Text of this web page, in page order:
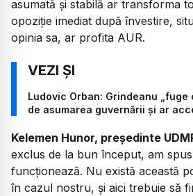
asumată și stabilă ar transforma
opoziție imediat după învestire,
opinia sa, ar profita AUR.
Ludovic Orban: Grindeanu „fuge
de asumarea guvernării și ar
Kelemen Hunor, președinte
exclus de la bun început, am
funcționează. Nu există această
în cazul nostru, și aici trebuie să